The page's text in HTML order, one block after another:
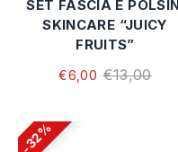
SET FASCIA E POLSINI
SKINCARE “JUICY
FRUITS”
€6,00 €13,00
32%